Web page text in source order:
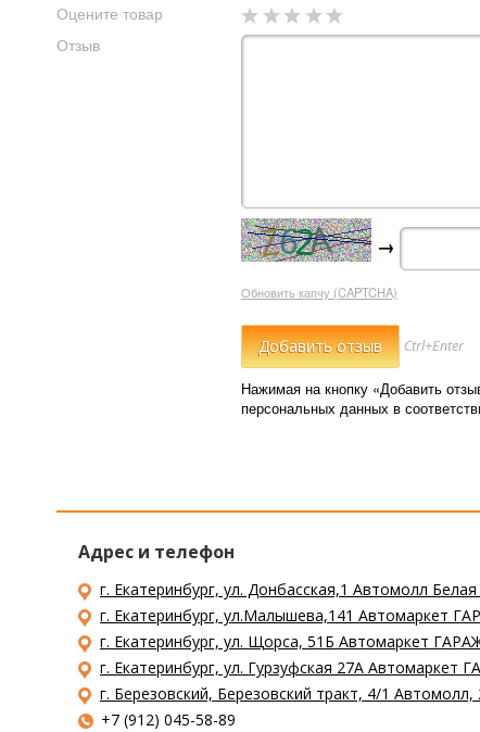
Оцените товар
Отзыв
→
Обновить капчу (CAPTCHA)
Ctrl+Enter
Нажимая на кнопку «Добавить
персональных данных в
Адрес и телефон
г. Екатеринбург, ул. Донбасская,1 Автомолл
г. Екатеринбург, ул.Малышева,141 Автомаркет
г. Екатеринбург, ул. Щорса, 51Б Автомаркет
г. Екатеринбург, ул. Гурзуфская 27А Автомаркет
г. Березовский, Березовский тракт, 4/1
+7 (912) 045-58-89